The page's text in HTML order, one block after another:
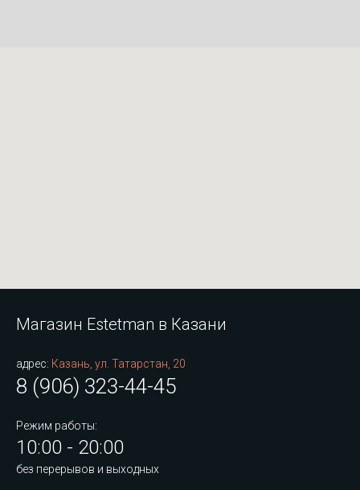
Магазин Estetman в Казани
адрес: Казань, ул. Татарстан, 20
8 (906) 323-44-45
Режим работы:
10:00 - 20:00
без перерывов и выходных